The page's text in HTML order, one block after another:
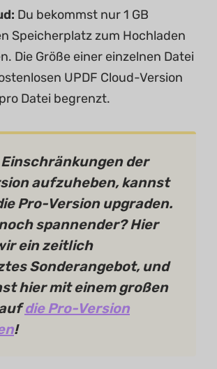
Du bekommst nur 1 GB
Speicherplatz zum Hochladen
Die Größe einer einzelnen Datei
UPDF Cloud-Version
Datei begrenzt.
Einschränkungen der
aufzuheben, kannst
Pro-Version upgraden.
spannender? Hier
ein zeitlich
Sonderangebot, und
hier mit einem großen
die Pro-Version
!